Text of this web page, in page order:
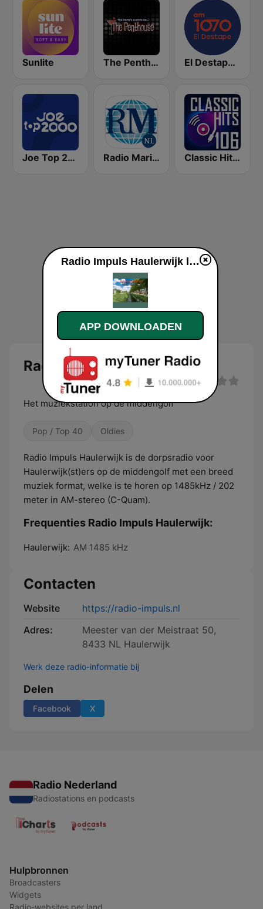
Sunlite The Penthouse El Destape Radio
Joe Top 2000 Radio Maria NL Classic Hits 106 Europe
Radio Impuls Haulerwijk
Het muziekstation op de middengolf
Pop / Top 40 Oldies
Radio Impuls Haulerwijk is de dorpsradio voor
Haulerwijk(st)ers op de middengolf met een breed
muziek format, welke is te horen op 1485kHz / 202
meter in AM-stereo (C-Quam).
Frequenties Radio Impuls Haulerwijk:
Haulerwijk: AM 1485 kHz
Contacten
Website
https://radio-impuls.nl
Adres:
Meester van der Meistraat 50,
8433 NL Haulerwijk
Werk deze radio-informatie bij
Delen
Facebook X
Radio Nederland
Radiostations en podcasts
Hulpbronnen
Broadcasters
Widgets
Radio-websites per land
Radio Impuls Haulerwijk live luisteren
APP DOWNLOADEN